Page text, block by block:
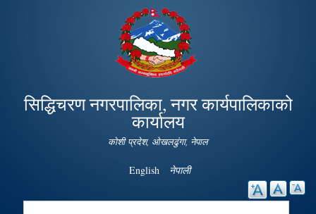
Skip to
main
content
सिद्धिचरण नगरपालिका, नगर कार्यपालिकाको
कार्यालय
कोशी प्रदेश, ओखलढुंगा, नेपाल
English नेपाली
Search